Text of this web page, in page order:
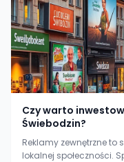
Czy warto
Świebodzin?
Reklamy zewnętrzne
lokalnej społeczności.